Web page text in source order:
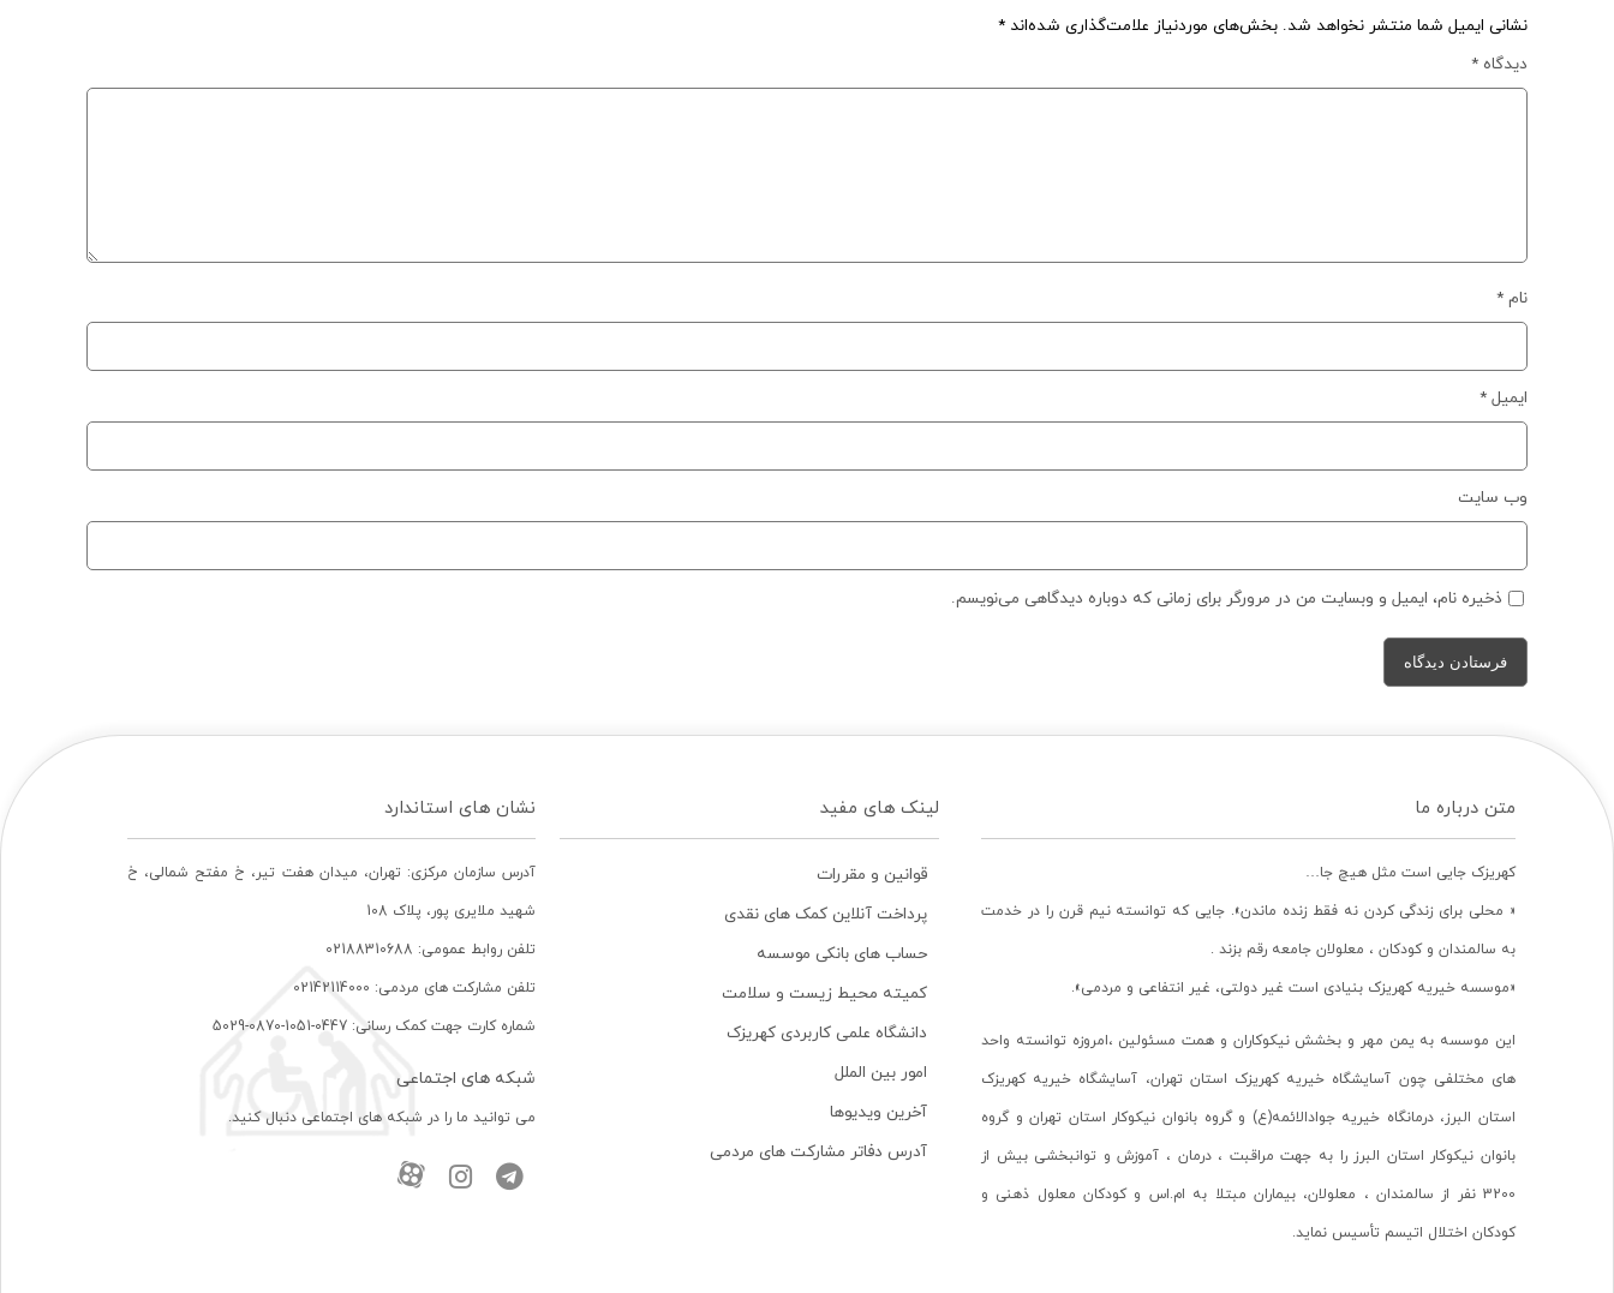
نشانی ایمیل شما منتشر نخواهد شد. بخش‌های موردنیاز علامت‌گذاری شده‌اند *
دیدگاه *
نام *
ایمیل *
وب‌ سایت
ذخیره نام، ایمیل و وبسایت من در مرورگر برای زمانی که دوباره دیدگاهی می‌نویسم.
متن درباره ما
کهریزک جایی است مثل هیچ جا…
« محلی برای زندگی کردن نه فقط زنده ماندن». جایی که توانسته نیم قرن را در خدمت
به سالمندان و کودکان ، معلولان جامعه رقم بزند .
«موسسه خیریه کهریزک بنیادی است غیر دولتی، غیر انتفاعی و مردمی».
این موسسه به یمن مهر و بخشش نیکوکاران و همت مسئولین ،امروزه توانسته واحد
های مختلفی چون آسایشگاه خیریه کهریزک استان تهران، آسایشگاه خیریه کهریزک
استان البرز، درمانگاه خیریه جوادالائمه(ع) و گروه بانوان نیکوکار استان تهران و گروه
بانوان نیکوکار استان البرز را به جهت مراقبت ، درمان ، آموزش و توانبخشی بیش از
3200 نفر از سالمندان ، معلولان، بیماران مبتلا به ام.اس و کودکان معلول ذهنی و
کودکان اختلال اتیسم تأسیس نماید.
لینک های مفید
قوانین و مقررات
پرداخت آنلاین کمک های نقدی
حساب های بانکی موسسه
کمیته محیط زیست و سلامت
دانشگاه علمی کاربردی کهریزک
امور بین الملل
آخرین ویدیوها
آدرس دفاتر مشارکت های مردمی
نشان های استاندارد
آدرس سازمان مرکزی: تهران، ميدان هفت تير، خ مفتح شمالی، خ
شهيد ملايری پور، پلاک 108
تلفن روابط عمومی: 02188310688
تلفن مشارکت های مردمی: 02142114000
شماره کارت جهت کمک رسانی: 0447-1051-0870-5029
شبکه های اجتماعی
می توانید ما را در شبکه های اجتماعی دنبال کنید.